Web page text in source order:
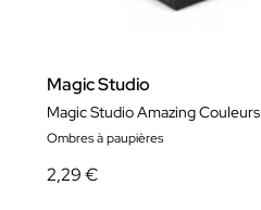
Magic Studio
Ombres à paupières
2,29 €